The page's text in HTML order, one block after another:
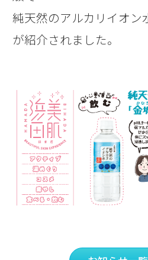
純天然のアルカリイオン
が紹介されました。